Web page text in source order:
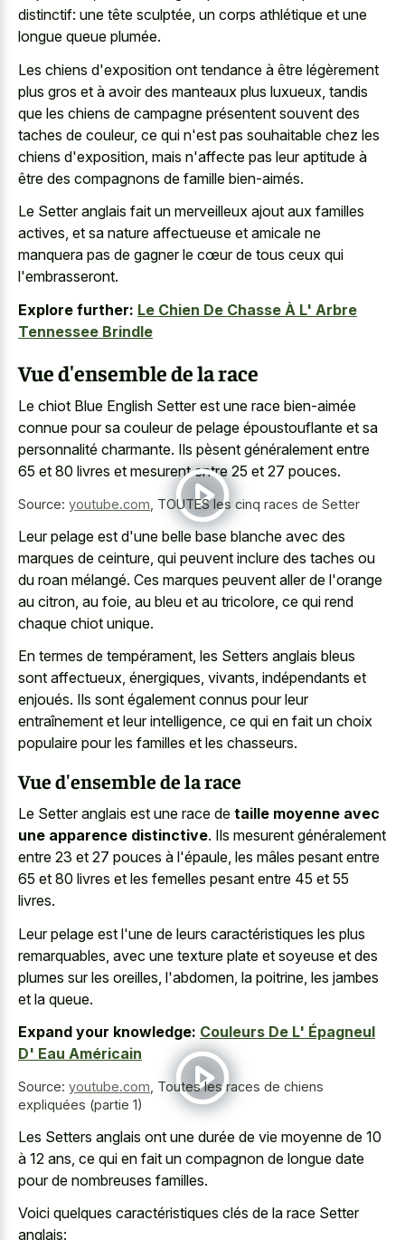
distinctif: une tête sculptée, un corps athlétique et une
longue queue plumée.
Les chiens d'exposition ont tendance à être légèrement
plus gros et à avoir des manteaux plus luxueux, tandis
que les chiens de campagne présentent souvent des
taches de couleur, ce qui n'est pas souhaitable chez les
chiens d'exposition, mais n'affecte pas leur aptitude à
être des compagnons de famille bien-aimés.
Le Setter anglais fait un merveilleux ajout aux familles
actives, et sa nature affectueuse et amicale ne
manquera pas de gagner le cœur de tous ceux qui
l'embrasseront.
Explore further: Le Chien De Chasse À L' Arbre
Tennessee Brindle
Vue d'ensemble de la race
Le chiot Blue English Setter est une race bien-aimée
connue pour sa couleur de pelage époustouflante et sa
personnalité charmante. Ils pèsent généralement entre
65 et 80 livres et mesurent entre 25 et 27 pouces.
Source: youtube.com TOUTES les cinq races de Setter
Leur pelage est d'une belle base blanche avec des
marques de ceinture, qui peuvent inclure des taches ou
du roan mélangé. Ces marques peuvent aller de l'orange
au citron, au foie, au bleu et au tricolore, ce qui rend
chaque chiot unique.
En termes de tempérament, les Setters anglais bleus
sont affectueux, énergiques, vivants, indépendants et
enjoués. Ils sont également connus pour leur
entraînement et leur intelligence, ce qui en fait un choix
populaire pour les familles et les chasseurs.
Vue d'ensemble de la race
Le Setter anglais est une race de taille moyenne avec
une apparence distinctive. Ils mesurent généralement
entre 23 et 27 pouces à l'épaule, les mâles pesant entre
65 et 80 livres et les femelles pesant entre 45 et 55
livres.
Leur pelage est l'une de leurs caractéristiques les plus
remarquables, avec une texture plate et soyeuse et des
plumes sur les oreilles, l'abdomen, la poitrine, les jambes
et la queue.
Expand your knowledge: Couleurs De L' Épagneul
D' Eau Américain
Source: youtube.com Toutes les races de chiens
expliquées (partie 1)
Les Setters anglais ont une durée de vie moyenne de 10
à 12 ans, ce qui en fait un compagnon de longue date
pour de nombreuses familles.
Voici quelques caractéristiques clés de la race Setter
anglais: